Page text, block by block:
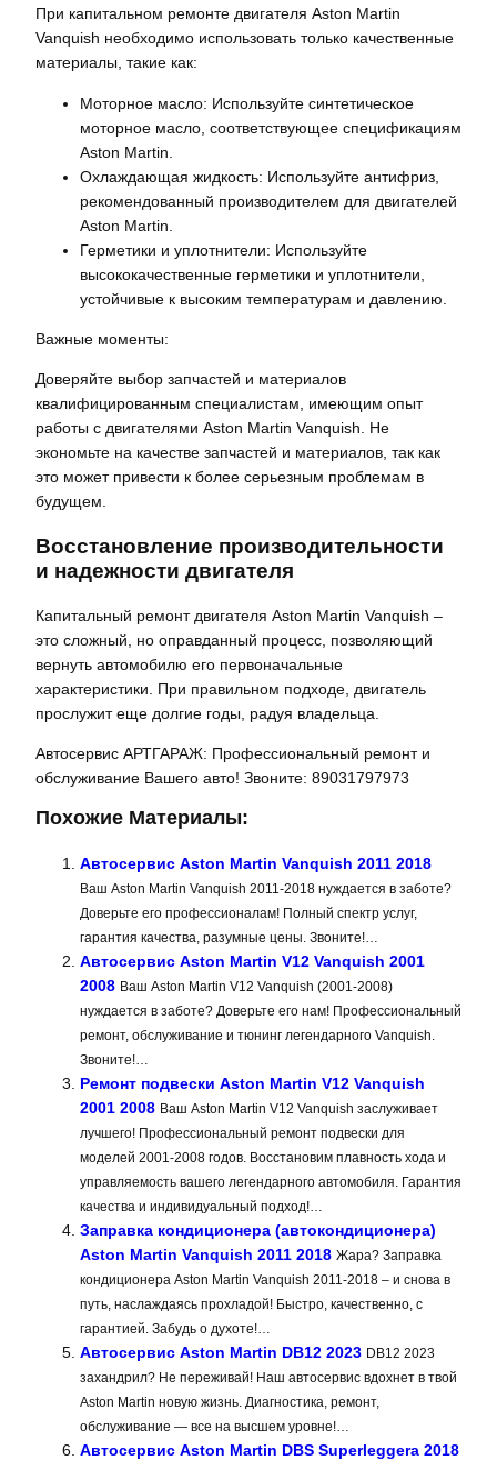
При капитальном ремонте двигателя Aston Martin
Vanquish необходимо использовать только качественные
материалы, такие как:
Моторное масло: Используйте синтетическое
моторное масло, соответствующее спецификациям
Aston Martin.
Охлаждающая жидкость: Используйте антифриз,
рекомендованный производителем для двигателей
Aston Martin.
Герметики и уплотнители: Используйте
высококачественные герметики и уплотнители,
устойчивые к высоким температурам и давлению.
Важные моменты:
Доверяйте выбор запчастей и материалов
квалифицированным специалистам, имеющим опыт
работы с двигателями Aston Martin Vanquish. Не
экономьте на качестве запчастей и материалов, так как
это может привести к более серьезным проблемам в
будущем.
Восстановление производительности
и надежности двигателя
Капитальный ремонт двигателя Aston Martin Vanquish –
это сложный, но оправданный процесс, позволяющий
вернуть автомобилю его первоначальные
характеристики. При правильном подходе, двигатель
прослужит еще долгие годы, радуя владельца.
Автосервис АРТГАРАЖ: Профессиональный ремонт и
обслуживание Вашего авто! Звоните: 89031797973
Похожие Материалы:
Автосервис Aston Martin Vanquish 2011 2018
Ваш Aston Martin Vanquish 2011-2018 нуждается в заботе?
Доверьте его профессионалам! Полный спектр услуг,
гарантия качества, разумные цены. Звоните!…
Автосервис Aston Martin V12 Vanquish 2001
2008 Ваш Aston Martin V12 Vanquish (2001-2008)
нуждается в заботе? Доверьте его нам! Профессиональный
ремонт, обслуживание и тюнинг легендарного Vanquish.
Звоните!…
Ремонт подвески Aston Martin V12 Vanquish
2001 2008 Ваш Aston Martin V12 Vanquish заслуживает
лучшего! Профессиональный ремонт подвески для
моделей 2001-2008 годов. Восстановим плавность хода и
управляемость вашего легендарного автомобиля. Гарантия
качества и индивидуальный подход!…
Заправка кондиционера (автокондиционера)
Aston Martin Vanquish 2011 2018 Жара? Заправка
кондиционера Aston Martin Vanquish 2011-2018 – и снова в
путь, наслаждаясь прохладой! Быстро, качественно, с
гарантией. Забудь о духоте!…
Автосервис Aston Martin DB12 2023 DB12 2023
захандрил? Не переживай! Наш автосервис вдохнет в твой
Aston Martin новую жизнь. Диагностика, ремонт,
обслуживание — все на высшем уровне!…
Автосервис Aston Martin DBS Superleggera 2018